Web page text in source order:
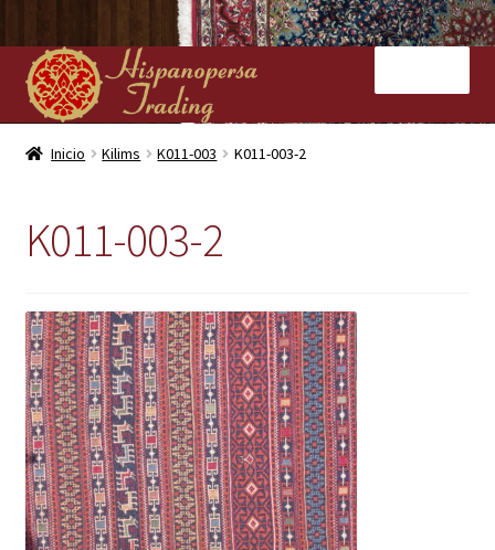
Ir
a
la
navegación
Ir
al
contenido
Inicio
Kilims
Contacto
Inicio Kilims K011-003 K011-003-2
K011-003-2